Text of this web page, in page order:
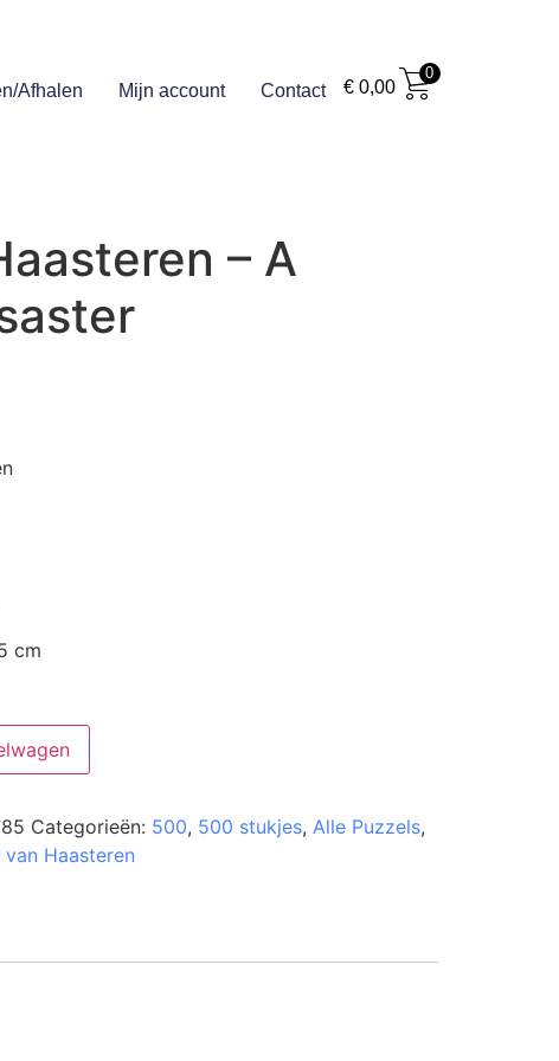
Afhalen Mijn account Contact €0,00
0
– A
cm
Categorieën: 500, 500 stukjes, Alle Puzzels,
van Haasteren